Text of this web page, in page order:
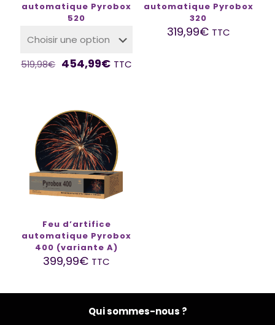
automatique Pyrobox
520
519,98€ 454,99€ TTC
automatique Pyrobox
320
319,99€ TTC
Feu d’artifice
automatique Pyrobox
400 (variante A)
399,99€ TTC
Qui sommes-nous ?